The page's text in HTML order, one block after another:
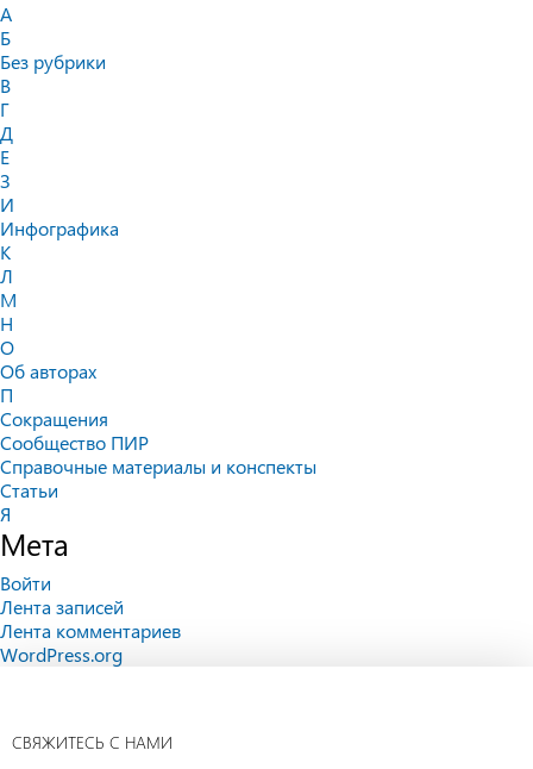
А
Б
Без рубрики
В
Г
Д
Е
З
И
Инфографика
К
Л
М
Н
О
Об авторах
П
Сокращения
Сообщество ПИР
Справочные материалы и конспекты
Статьи
Я
Мета
Войти
Лента записей
Лента комментариев
WordPress.org
СВЯЖИТЕСЬ С НАМИ